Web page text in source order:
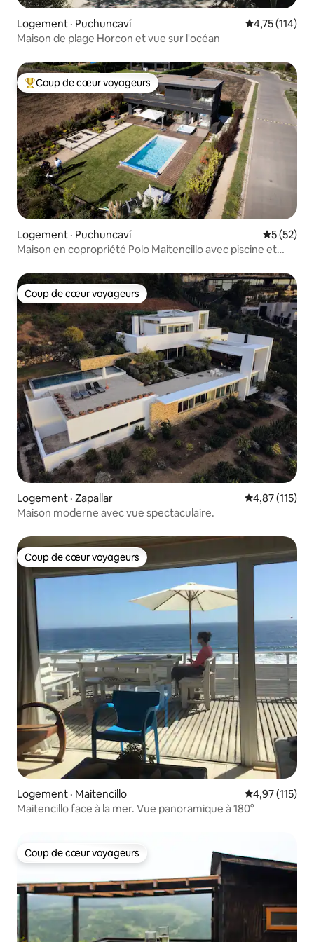
Logement · Puchuncaví Note
4,75 (114)
Maison de plage Horcon et vue sur l'océan
Coup de cœur voyageurs parmi les plus aimés
Coup de cœur voyageurs
Logement · Puchuncaví Note
5 (52)
Maison en copropriété Polo Maitencillo avec piscine et
Coup de cœur voyageurs
Coup de cœur voyageurs
Logement · Zapallar Note
4,87 (115)
Maison moderne avec vue spectaculaire.
Coup de cœur voyageurs
Coup de cœur voyageurs
Logement · Maitencillo Note
4,97 (115)
Maitencillo face à la mer. Vue panoramique à 180°
Coup de cœur voyageurs
Coup de cœur voyageurs